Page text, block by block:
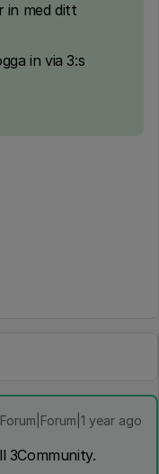
in med ditt
in via 3:s
Forum|Forum|1 year ago
3Community.